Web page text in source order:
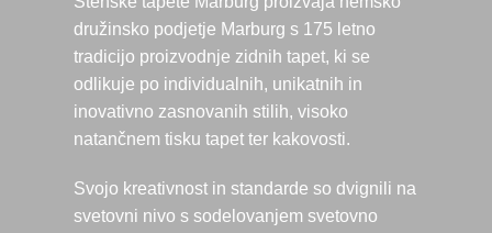
družinsko podjetje Marburg s 175 letno
tradicijo proizvodnje zidnih tapet, ki se
odlikuje po individualnih, unikatnih in
inovativno zasnovanih stilih, visoko
natančnem tisku tapet ter kakovosti.
Svojo kreativnost in standarde so dvignili na
svetovni nivo s sodelovanjem svetovno